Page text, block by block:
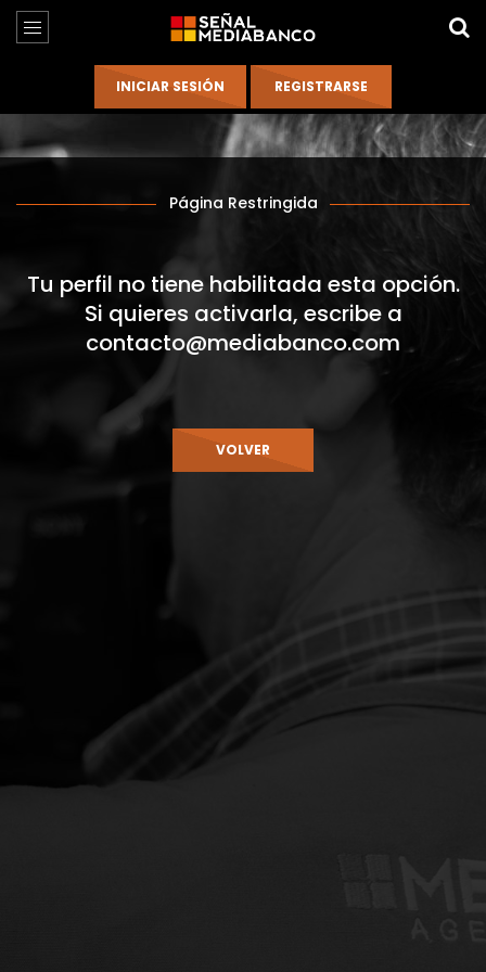
Página Restringida
Tu perfil no tiene habilitada esta opción.
Si quieres activarla, escribe a
contacto@mediabanco.com